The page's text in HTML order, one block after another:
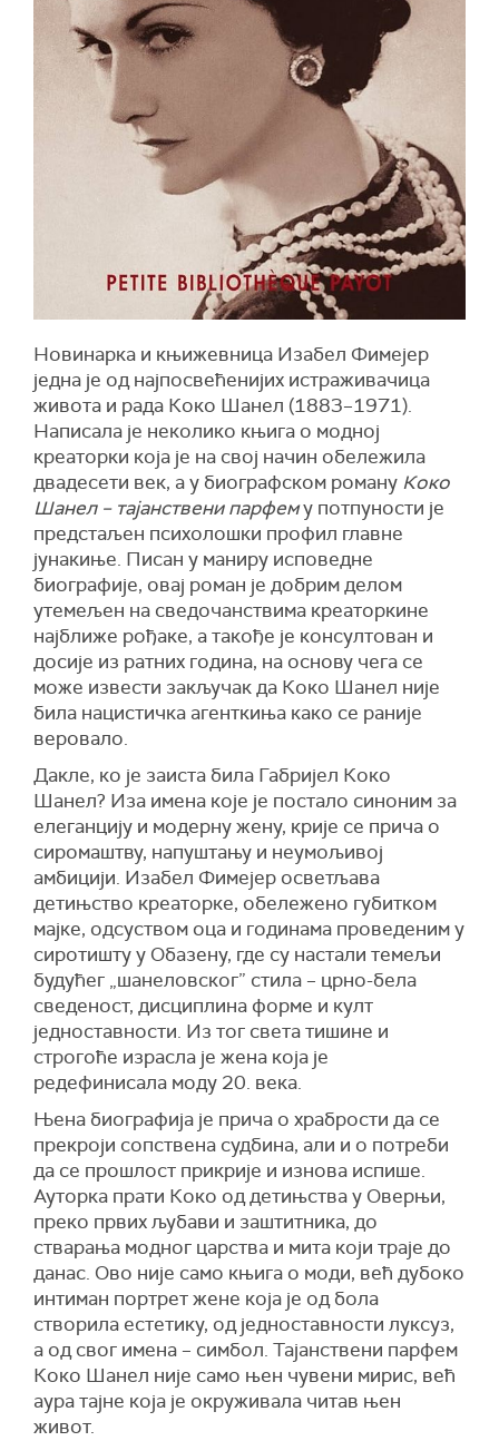
Новинарка и књижевница Изабел Фимејер
једна је од најпосвећенијих истраживачица
живота и рада Коко Шанел (1883–1971).
Написала је неколико књига о модној
креаторки која је на свој начин обележила
двадeсети век, а у биографском роману Коко
Шанел – тајанствени парфему потпуности је
предстаљен психолошки профил главнe
јунакиње. Писан у маниру исповедне
биографије, овај роман је добрим делом
утемељен на сведочанствима креаторкине
најближе рођаке, а такође је консултован и
досије из ратних година, на основу чега се
може извести закључак да Коко Шанел није
била нацистичка агенткиња како се раније
веровало.
Дакле, ко је заиста била Габријел Коко
Шанел? Иза имена које је постало синоним за
елеганцију и модерну жену, крије се прича о
сиромаштву, напуштању и неумољивој
амбицији. Изабел Фимејер осветљава
детињство креаторке, обележено губитком
мајке, одсуством оца и годинама проведеним у
сиротишту у Обазену, где су настали темељи
будућег „шанеловског” стила – црно-бела
сведеност, дисциплина форме и култ
једноставности. Из тог света тишине и
строгоће израсла је жена која је
редефинисала моду 20. века.
Њена биографија је прича о храбрости да се
прекроји сопствена судбина, али и о потреби
да се прошлост прикрије и изнова испише.
Ауторка прати Коко од детињства у Оверњи,
преко првих љубави и заштитника, до
стварања модног царства и мита који траје до
данас. Ово није само књига о моди, већ дубоко
интиман портрет жене која је од бола
створила естетику, од једноставности луксуз,
а од свог имена – симбол. Тајанствени парфем
Коко Шанел није само њен чувени мирис, већ
аура тајне која је окруживала читав њен
живот.